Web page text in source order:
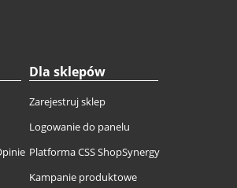
Dla sklepów
Zarejestruj sklep
Logowanie do panelu
Platforma CSS ShopSynergy
Kampanie produktowe